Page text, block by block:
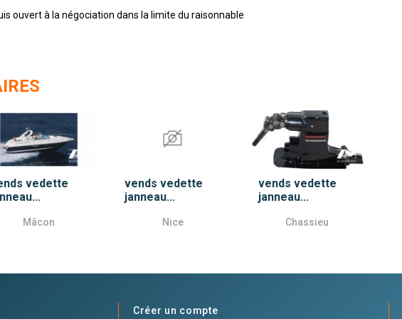
ouvert à la négociation dans la limite du raisonnable
vedette
Mâcon
vends vedette
janneau...
Nice
vends vedette
janneau...
Chassieu
Créer un compte